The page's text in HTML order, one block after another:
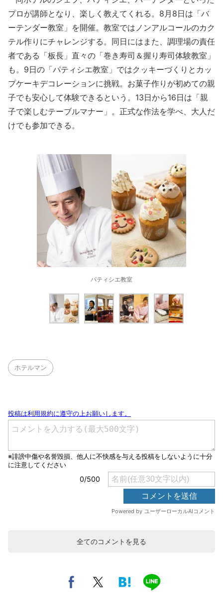
プロが講師となり、楽しく教えてくれる。8月8日は「バ
ーテンダー教室」を開催。教室ではノンアルコールのカク
テル作りにチャレンジする。同日にはまた、調理場の責任
者である「板長」直々の「巻き寿司＆握り寿司体験教室」
も。9日の「パティシエ教室」ではクッキーづくりとカッ
プケーキデコレーションに挑戦。お菓子作りが初めての親
子でも安心して体験できるという。13日から16日は「親
子で楽しむテーブルマナー」。正式な作法を学べ、大人だ
けでも参加できる。
パティシエ教室
ホテルマン
全てのコメントを見る